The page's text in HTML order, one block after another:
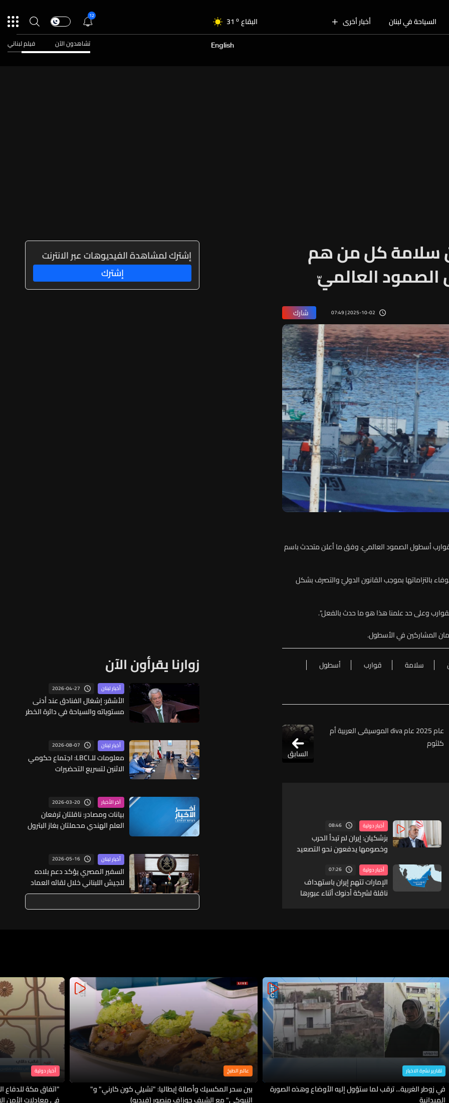
السياحة في لبنان أخبار أخرى البقاع 31 o
الجنوب 29o
30
12
English تشاهدون الآن فيلم لبناني
سلامة كل من هم
العالميّ
2025-10-02 | 07:49 شارك
أسطول الصمود العالميّ، وفق ما أعلن متحدث باسم
بالتزاماتها بموجب القانون الدوليّ والتصرف بشكل
وعلى حد علمنا هذا هو ما حدث بالفعل".
المشاركين في الأسطول.
سلامة قوارب
أسطول
عام 2025 عام diva الموسيقى العربية أم
كلثوم
السابق
أخبار دولية 08:46
بزشكيان: إيران لم تبدأ الحرب
وخصومها يدفعون نحو التصعيد
أخبار دولية 07:26
الإمارات تتهم إيران باستهداف
ناقلة لشركة أدنوك أثناء عبورها
إشترك لمشاهدة الفيديوهات عبر الانترنت
إشترك
زوارنا يقرأون الآن
أخبار لبنان 2026-04-27
الأشقر: إشغال الفنادق عند أدنى
مستوياته والسياحة في دائرة الخطر
أخبار لبنان 2026-08-07
معلومات للـLBCI: اجتماع حكومي
الاثنين لتسريع التحضيرات
آخر الأخبار 2026-03-20
بيانات ومصادر: ناقلتان ترفعان
العلم الهندي محملتان بغاز البترول
أخبار لبنان 2026-05-16
السفير المصري يؤكد دعم بلاده
للجيش اللبناني خلال لقائه العماد
هيكل في اليرزة
تقارير نشرة الاخبار
في زوطر الغربية... ترقب لما ستؤول إليه الأوضاع وهذه الصورة
الميدانية
عالم الطبخ
بين سحر المكسيك وأصالة إيطاليا: "تشيلي كون كارني" و"
النيوكي" مع الشيف جوزاف منصور (فيديو)
أخبار دولية
"اتفاق مكة للدفاع
في معادلات الأمن